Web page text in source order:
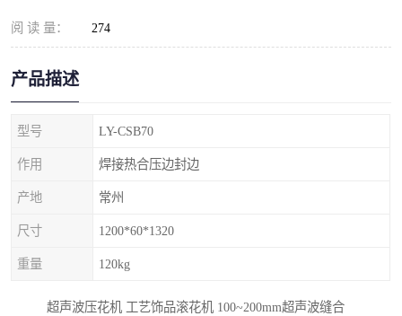
阅 读 量： 274
产品描述
型号 LY-CSB70
作用 焊接热合压边封边
产地 常州
尺寸 1200*60*1320
重量 120kg
超声波压花机 工艺饰品滚花机 100~200mm超声波缝合